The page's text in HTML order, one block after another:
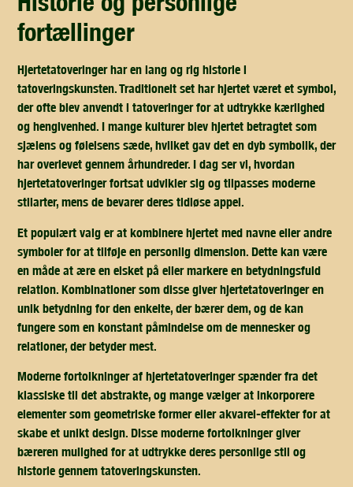
fortællinger
Hjertetatoveringer har en lang og rig historie i
tatoveringskunsten. Traditionelt set har hjertet været et symbol,
der ofte blev anvendt i tatoveringer for at udtrykke kærlighed
og hengivenhed. I mange kulturer blev hjertet betragtet som
sjælens og følelsens sæde, hvilket gav det en dyb symbolik, der
har overlevet gennem århundreder. I dag ser vi, hvordan
hjertetatoveringer fortsat udvikler sig og tilpasses moderne
stilarter, mens de bevarer deres tidløse appel.
Et populært valg er at kombinere hjertet med navne eller andre
symboler for at tilføje en personlig dimension. Dette kan være
en måde at ære en elsket på eller markere en betydningsfuld
relation. Kombinationer som disse giver hjertetatoveringer en
unik betydning for den enkelte, der bærer dem, og de kan
fungere som en konstant påmindelse om de mennesker og
relationer, der betyder mest.
Moderne fortolkninger af hjertetatoveringer spænder fra det
klassiske til det abstrakte, og mange vælger at inkorporere
elementer som geometriske former eller akvarel-effekter for at
skabe et unikt design. Disse moderne fortolkninger giver
bæreren mulighed for at udtrykke deres personlige stil og
historie gennem tatoveringskunsten.